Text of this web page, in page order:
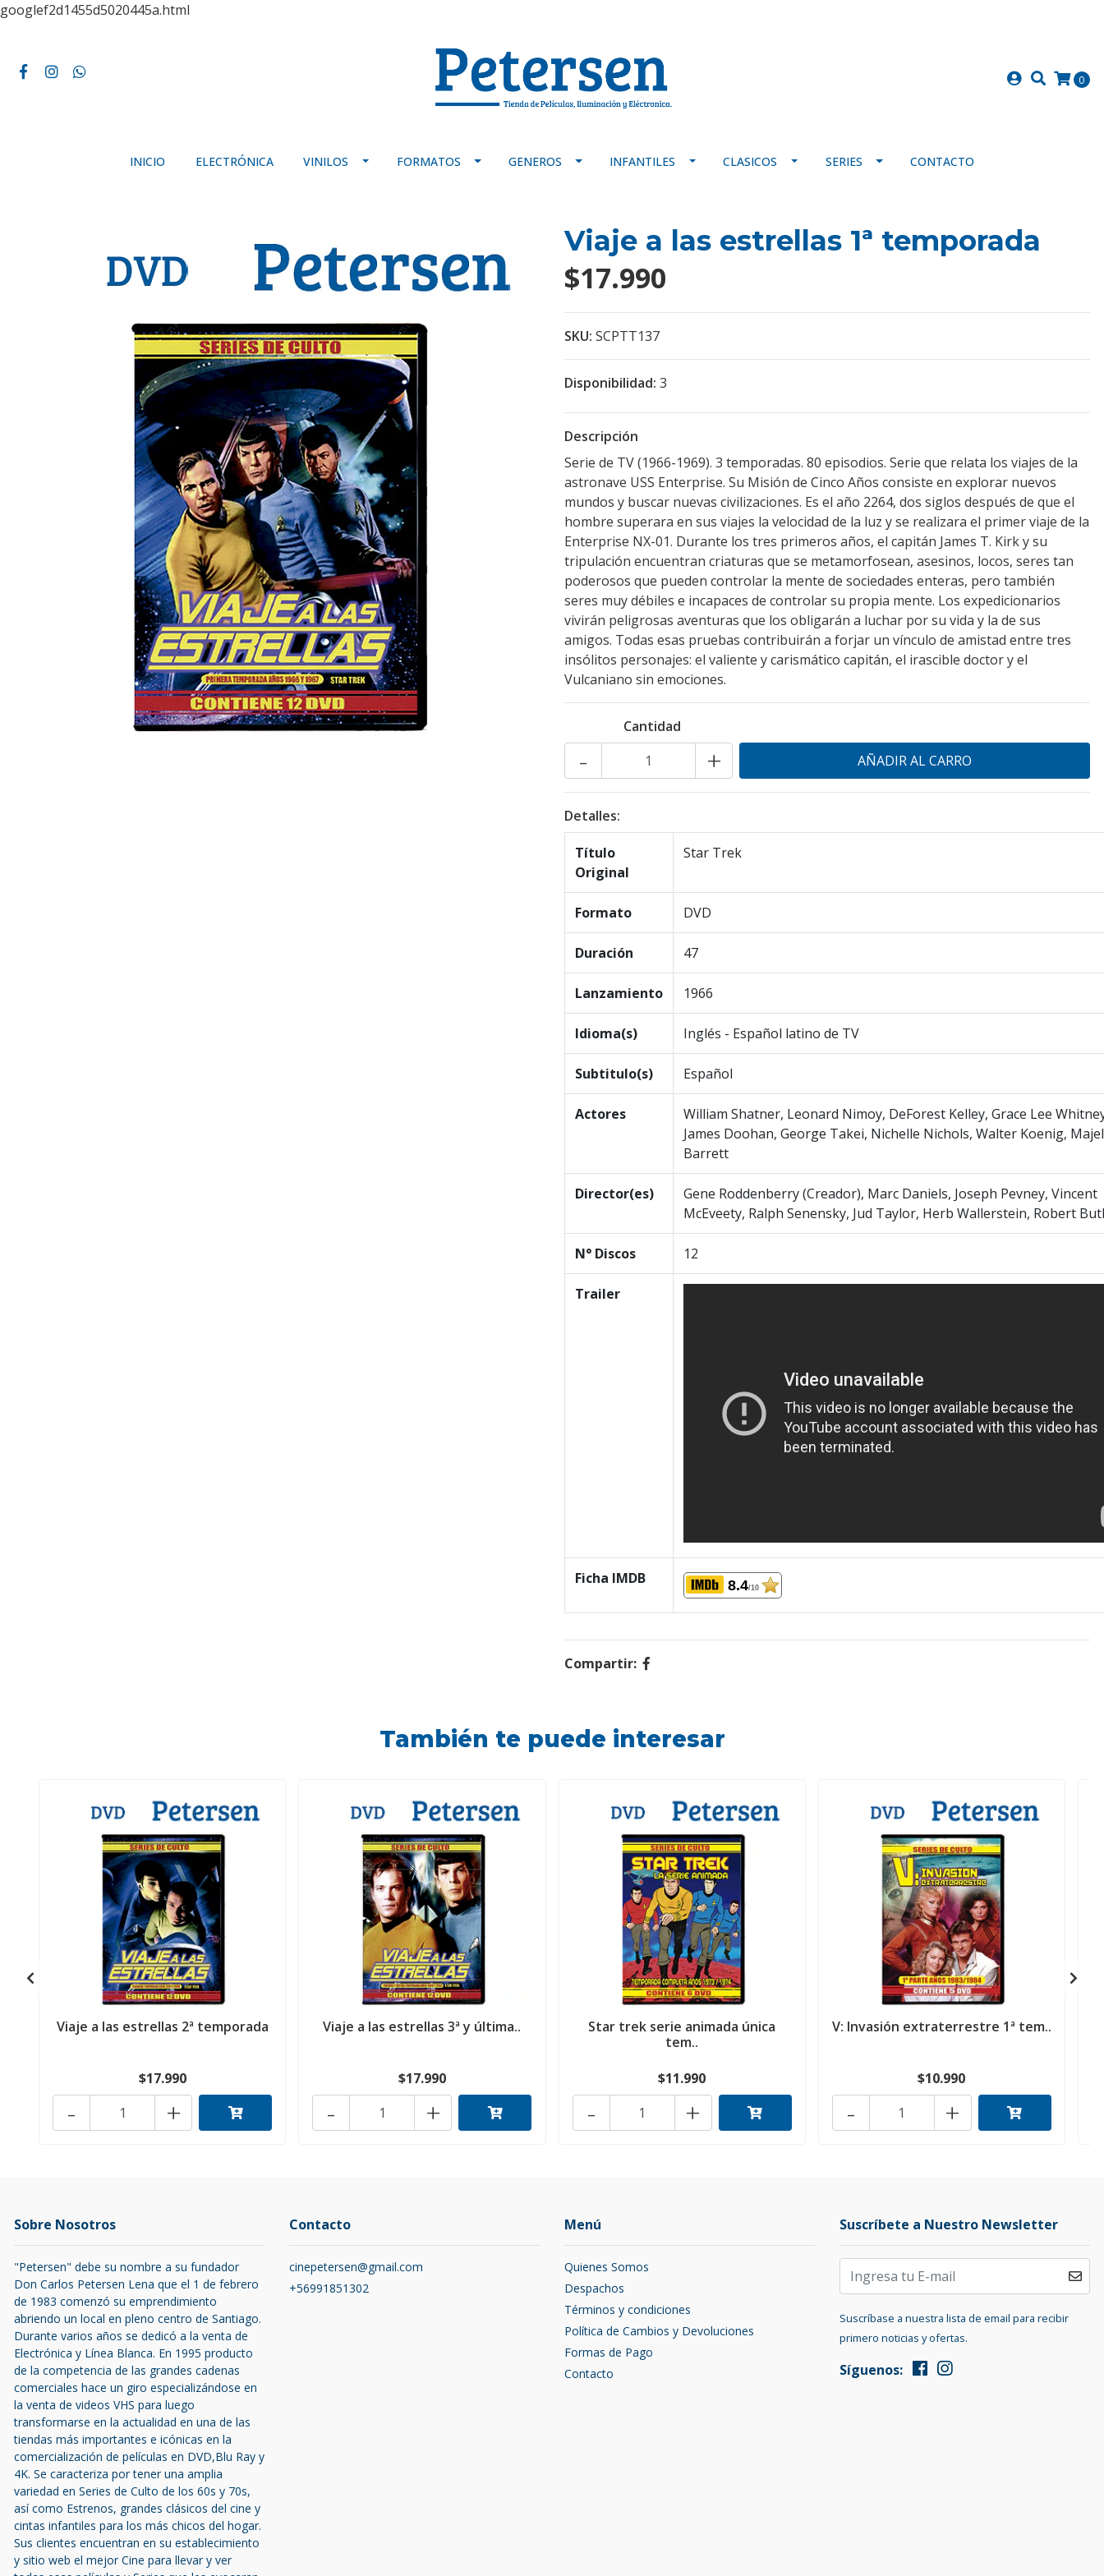
googlef2d1455d5020445a.html
0
INICIO ELECTRÓNICA VINILOS FORMATOS GENEROS INFANTILES CLASICOS SERIES CONTACTO
Viaje a las estrellas 1ª temporada
$17.990
SKU: SCPTT137
Disponibilidad: 3
Descripción
Serie de TV (1966-1969). 3 temporadas. 80 episodios. Serie que relata los viajes de la
astronave USS Enterprise. Su Misión de Cinco Años consiste en explorar nuevos
mundos y buscar nuevas civilizaciones. Es el año 2264, dos siglos después de que el
hombre superara en sus viajes la velocidad de la luz y se realizara el primer viaje de la
Enterprise NX-01. Durante los tres primeros años, el capitán James T. Kirk y su
tripulación encuentran criaturas que se metamorfosean, asesinos, locos, seres tan
poderosos que pueden controlar la mente de sociedades enteras, pero también
seres muy débiles e incapaces de controlar su propia mente. Los expedicionarios
vivirán peligrosas aventuras que los obligarán a luchar por su vida y la de sus
amigos. Todas esas pruebas contribuirán a forjar un vínculo de amistad entre tres
insólitos personajes: el valiente y carismático capitán, el irascible doctor y el
Vulcaniano sin emociones.
Cantidad
+
-
Detalles:
Título
Original
Star Trek
Formato DVD
Duración 47
Lanzamiento 1966
Idioma(s) Inglés - Español latino de TV
Subtitulo(s) Español
Actores
William Shatner, Leonard Nimoy, DeForest Kelley, Grace Lee
James Doohan, George Takei, Nichelle Nichols, Walter Koenig, Majel
Barrett
Director(es)
Gene Roddenberry (Creador), Marc Daniels, Joseph Pevney, Vincent
McEveety, Ralph Senensky, Jud Taylor, Herb Wallerstein, Robert
N° Discos 12
Trailer
Ficha IMDB 8.4/10
Compartir:
También te puede interesar
Viaje a las estrellas 2ª temporada
$17.990
+
-
Viaje a las estrellas 3ª y última..
$17.990
+
-
Star trek serie animada única
tem..
$11.990
+
-
V: Invasión extraterrestre 1ª tem..
$10.990
+
-
Sobre Nosotros
"Petersen" debe su nombre a su fundador
Don Carlos Petersen Lena que el 1 de febrero
de 1983 comenzó su emprendimiento
abriendo un local en pleno centro de Santiago.
Durante varios años se dedicó a la venta de
Electrónica y Línea Blanca. En 1995 producto
de la competencia de las grandes cadenas
comerciales hace un giro especializándose en
la venta de videos VHS para luego
transformarse en la actualidad en una de las
tiendas más importantes e icónicas en la
comercialización de películas en DVD,Blu Ray y
4K. Se caracteriza por tener una amplia
variedad en Series de Culto de los 60s y 70s,
así como Estrenos, grandes clásicos del cine y
cintas infantiles para los más chicos del hogar.
Sus clientes encuentran en su establecimiento
y sitio web el mejor Cine para llevar y ver
Contacto
cinepetersen@gmail.com
+56991851302
Menú
Quienes Somos
Despachos
Términos y condiciones
Política de Cambios y Devoluciones
Formas de Pago
Contacto
Suscríbete a Nuestro Newsletter
Suscríbase a nuestra lista de email para recibir
primero noticias y ofertas.
Síguenos: